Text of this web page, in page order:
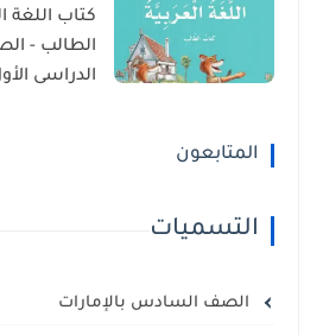
كتاب اللغة
الطالب - الصف
المتابعون
التسميات
الصف السادس بالإمارات